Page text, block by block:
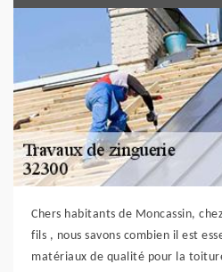
Chers habitants de Moncassin,
fils , nous savons combien il est
matériaux de qualité pour la